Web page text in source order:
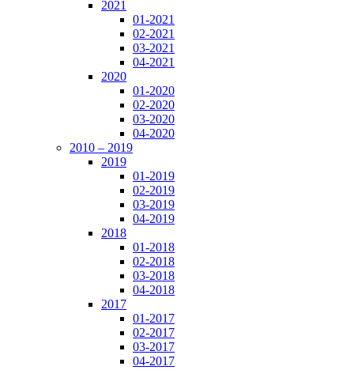
2021
01-2021
02-2021
03-2021
04-2021
2020
01-2020
02-2020
03-2020
04-2020
2010 – 2019
2019
01-2019
02-2019
03-2019
04-2019
2018
01-2018
02-2018
03-2018
04-2018
2017
01-2017
02-2017
03-2017
04-2017